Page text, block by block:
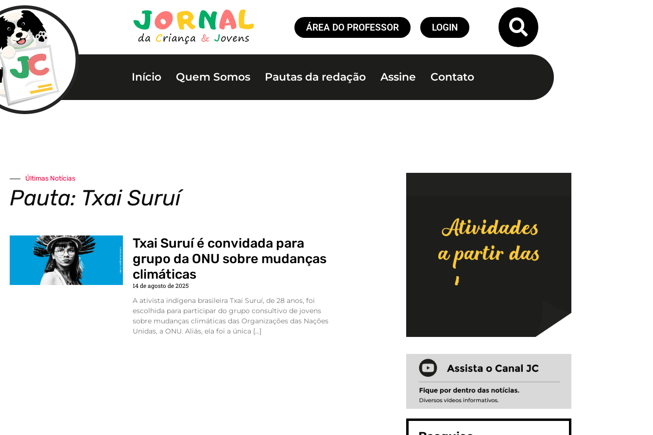
ÁREA DO PROFESSOR LOGIN
Início Quem Somos Pautas da redação Assine Contato
Últimas Notícias
Pauta: Txai Suruí
Txai Suruí é convidada para
grupo da ONU sobre mudanças
climáticas
14 de agosto de 2025
A ativista indígena brasileira Txai Suruí, de 28 anos, foi
escolhida para participar do grupo consultivo de jovens
sobre mudanças climáticas das Organizações das Nações
Unidas, a ONU. Aliás, ela foi a única […]